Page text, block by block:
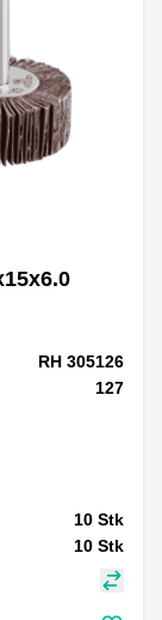
RH 305126
127
10 Stk
10 Stk